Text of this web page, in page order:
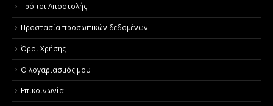
Τρόποι Αποστολής
Προστασία προσωπικών δεδομένων
Όροι Χρήσης
Ο λογαριασμός μου
Επικοινωνία